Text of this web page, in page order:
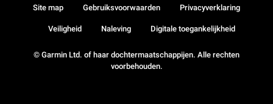
© Garmin Ltd. of haar dochtermaatschappijen. Alle rechten
voorbehouden.
Site map Gebruiksvoorwaarden Privacyverklaring
Veiligheid Naleving Digitale toegankelijkheid